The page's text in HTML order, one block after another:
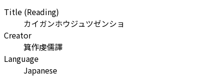
Title (Reading)
カイガンホウジュツゼンショ
Creator
箕作虔儒譯
Language
Japanese